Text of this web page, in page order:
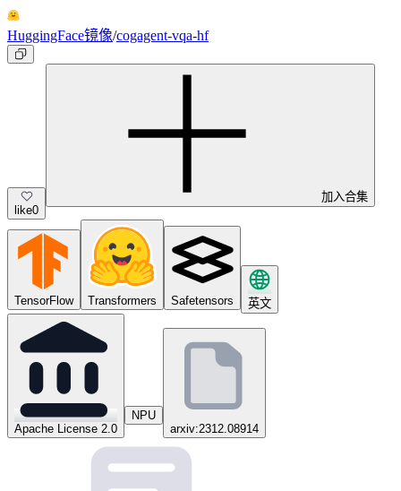
HuggingFace镜像/cogagent-vqa-hf
like0
加入合集
TensorFlow Transformers Safetensors 英文
Apache License 2.0
NPU
arxiv:2312.08914